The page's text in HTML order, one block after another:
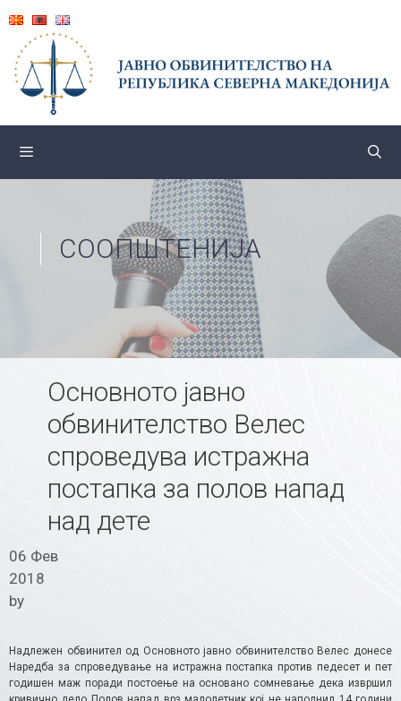
content
СООПШТЕНИЈА
Основното јавно
обвинителство Велес
спроведува истражна
постапка за полов напад
над дете
06 Фев
2018
by
Надлежен обвинител од Основното јавно обвинителство Велес донесе
Наредба за спроведување на истражна постапка против педесет и пет
годишен маж поради постоење на основано сомневање дека извршил